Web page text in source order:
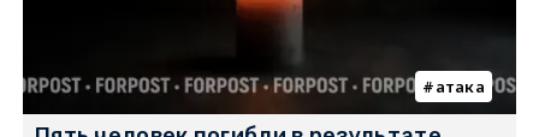
атака